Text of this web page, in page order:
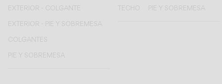
Shaping Atmospheres –
EXTERIOR - COLGANTE
EXTERIOR - PIE Y SOBREMESA
COLGANTES
PIE Y SOBREMESA
TECHO PIE Y SOBREMESA